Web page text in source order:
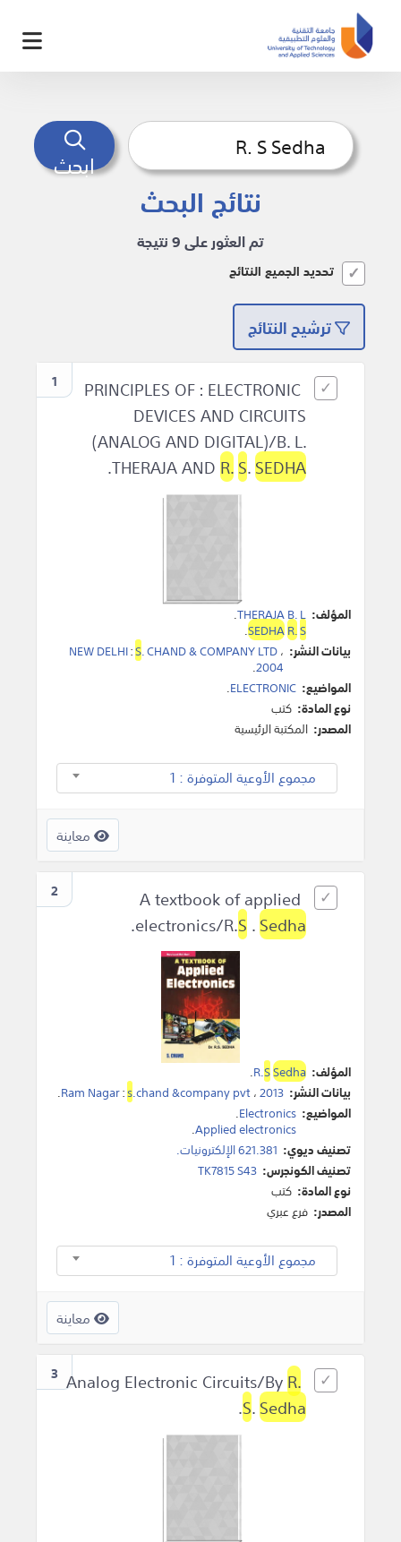
ابحث
نتائج البحث
تم العثور على 9 نتيجة
تحديد الجميع النتائج
ترشيح النتائج
1
PRINCIPLES OF : ELECTRONIC
DEVICES AND CIRCUITS
(ANALOG AND DIGITAL)/B. L.
THERAJA ANDR.S.SEDHA
.
المؤلف: THERAJA B. L
.
SEDHAR.S
.
بيانات النشر:
NEW DELHI:S. CHAND & COMPANY LTD،
2004
.
المواضيع: ELECTRONIC
.
نوع المادة: كتب
المصدر: المكتبة الرئيسية
مجموع الأوعية المتوفرة : 1
معاينة
2
A textbook of applied
electronics/R.S .Sedha
.
المؤلف: R.SSedha
.
بيانات النشر:
Ram Nagar:s.chand &company pvt،2013
.
المواضيع: Electronics
.
Applied electronics
.
تصنيف ديوي: 621.381 الإلكترونيات.
تصنيف الكونجرس: TK7815 S43
نوع المادة: كتب
المصدر: فرع عبري
مجموع الأوعية المتوفرة : 1
معاينة
3
R.
S.Sedha
.